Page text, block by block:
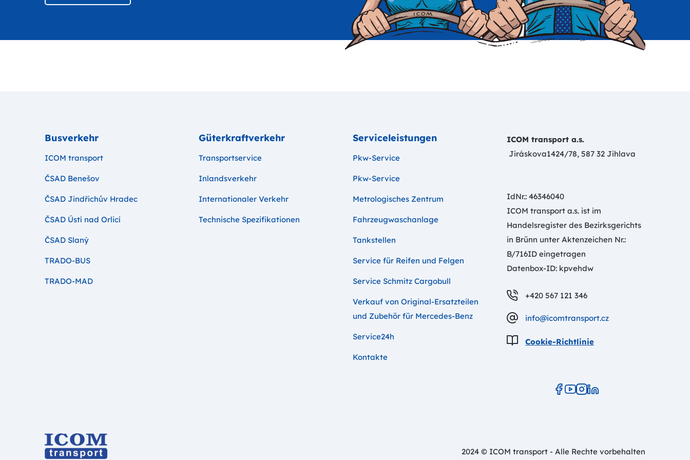
Busverkehr
ICOM transport
ČSAD Benešov
ČSAD Jindřichův Hradec
ČSAD Ústí nad Orlicí
ČSAD Slaný
TRADO-BUS
TRADO-MAD
Güterkraftverkehr
Transportservice
Inlandsverkehr
Internationaler Verkehr
Technische Spezifikationen
Serviceleistungen
Pkw-Service
Pkw-Service
Metrologisches Zentrum
Fahrzeugwaschanlage
Tankstellen
Service für Reifen und Felgen
Service Schmitz Cargobull
Verkauf von Original-Ersatzteilen
und Zubehör für Mercedes-Benz
Service24h
Kontakte
ICOM transport a.s.
Jiráskova1424/78, 587 32 Jihlava
IdNr.: 46346040
ICOM transport a.s. ist im
Handelsregister des Bezirksgerichts
in Brünn unter Aktenzeichen Nr.:
B/716ID eingetragen
Datenbox-ID: kpvehdw
+420 567 121 346
info@icomtransport.cz
Cookie-Richtlinie
2024 © ICOM transport - Alle Rechte vorbehalten